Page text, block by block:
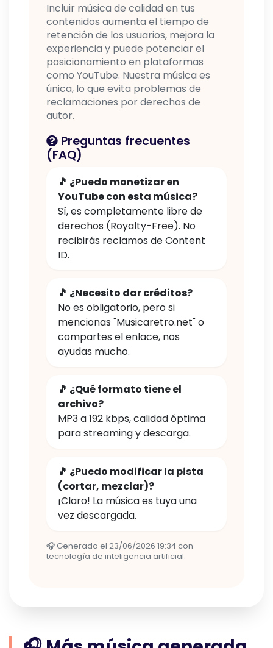
Incluir música de calidad en tus
contenidos aumenta el tiempo de
retención de los usuarios, mejora la
experiencia y puede potenciar el
posicionamiento en plataformas
como YouTube. Nuestra música es
única, lo que evita problemas de
reclamaciones por derechos de
autor.
Preguntas frecuentes
(FAQ)
🎵 ¿Puedo monetizar en
YouTube con esta música?
Sí, es completamente libre de
derechos (Royalty-Free). No
recibirás reclamos de Content
ID.
🎵 ¿Necesito dar créditos?
No es obligatorio, pero si
mencionas "Musicaretro.net" o
compartes el enlace, nos
ayudas mucho.
🎵 ¿Qué formato tiene el
archivo?
MP3 a 192 kbps, calidad óptima
para streaming y descarga.
🎵 ¿Puedo modificar la pista
(cortar, mezclar)?
¡Claro! La música es tuya una
vez descargada.
🎧 Generada el 23/06/2026 19:34 con
tecnología de inteligencia artificial.